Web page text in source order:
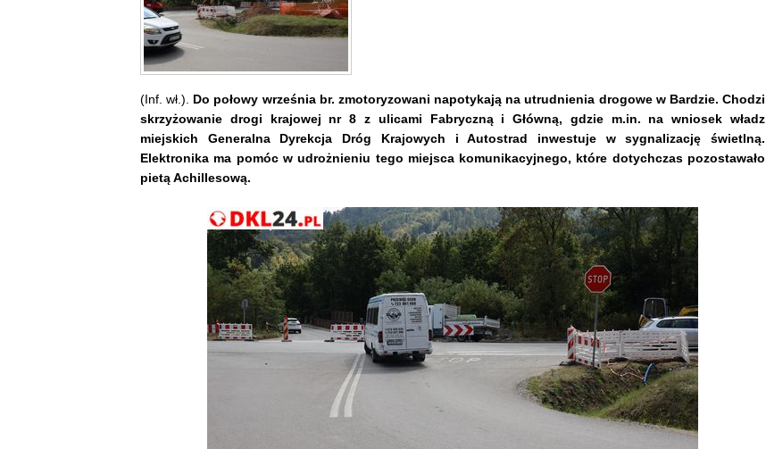
(Inf. wł.). Do połowy września br. zmotoryzowani napotykają na utrudnienia drogowe w Bardzie. Chodzi
skrzyżowanie drogi krajowej nr 8 z ulicami Fabryczną i Główną, gdzie m.in. na wniosek władz
miejskich Generalna Dyrekcja Dróg Krajowych i Autostrad inwestuje w sygnalizację świetlną.
Elektronika ma pomóc w udrożnieniu tego miejsca komunikacyjnego, które dotychczas pozostawało
pietą Achillesową.